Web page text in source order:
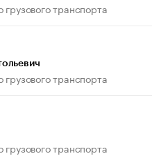
транспорта
транспорта
транспорта